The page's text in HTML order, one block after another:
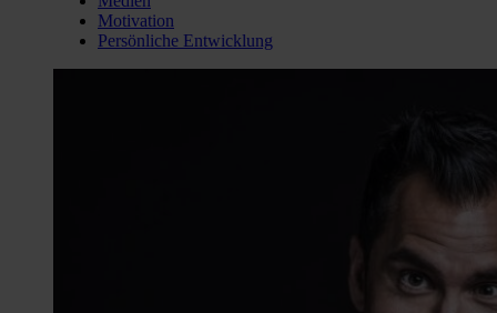
Motivation
Persönliche Entwicklung